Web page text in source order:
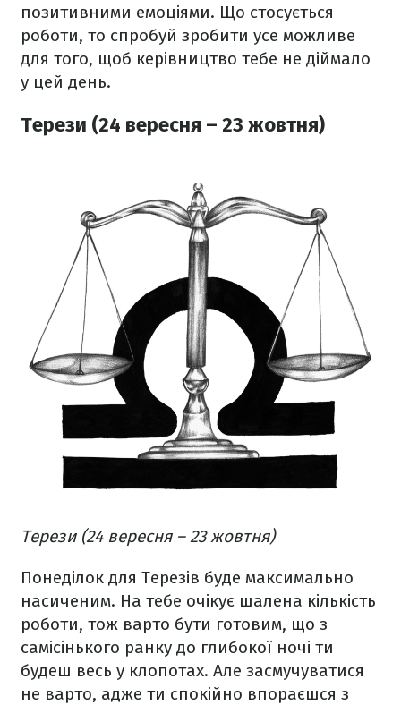
позитивними емоціями. Що стосується
роботи, то спробуй зробити усе можливе
для того, щоб керівництво тебе не діймало
у цей день.
Терези (24 вересня – 23 жовтня)
Терези (24 вересня – 23 жовтня)
Понеділок для Терезів буде максимально
насиченим. На тебе очікує шалена кількість
роботи, тож варто бути готовим, що з
самісінького ранку до глибокої ночі ти
будеш весь у клопотах. Але засмучуватися
не варто, адже ти спокійно впораєшся з